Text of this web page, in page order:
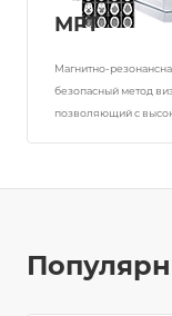
МРТ
Магнитно-
безопасный метод
позволяющий с